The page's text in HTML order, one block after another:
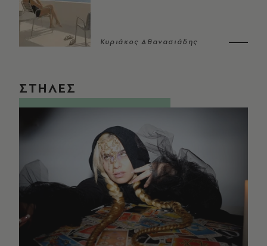
Κυριάκος Αθανασιάδης
ΣΤΗΛΕΣ